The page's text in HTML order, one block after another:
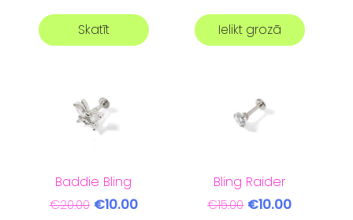
Skatīt Ielikt grozā
Baddie Bling
€20.00 €10.00
Bling Raider
€15.00 €10.00